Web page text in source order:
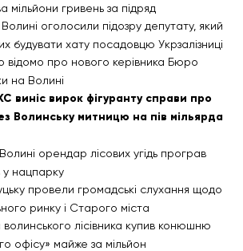
мільйони гривень за підряд
оголосили підозру депутату, який
будувати хату посадовцю Укрзалізниці
відомо про нового керівника Бюро
на Волині
виніс вирок фігуранту справи про
Волинську митницю на пів мільярда
орендар лісових угідь програв
нацпарку
провели громадські слухання щодо
ринку і Старого міста
лісівника купив конюшню
офісу» майже за мільйон